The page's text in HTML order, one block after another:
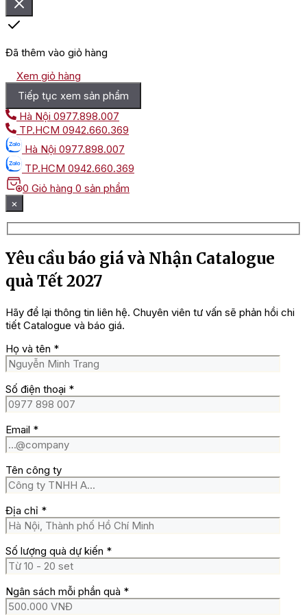
Đã thêm vào giỏ hàng
Xem giỏ hàng
Tiếp tục xem sản phẩm
Hà Nội 0977.898.007
TP.HCM 0942.660.369
Hà Nội 0977.898.007
TP.HCM 0942.660.369
0 Giỏ hàng 0 sản phẩm
×
Yêu cầu báo giá và Nhận Catalogue
quà Tết 2027
Hãy để lại thông tin liên hệ. Chuyên viên tư vấn sẽ phản hồi chi
tiết Catalogue và báo giá.
Họ và tên *
Số điện thoại *
Email *
Tên công ty
Địa chỉ *
Số lượng quà dự kiến *
Ngân sách mỗi phần quà *